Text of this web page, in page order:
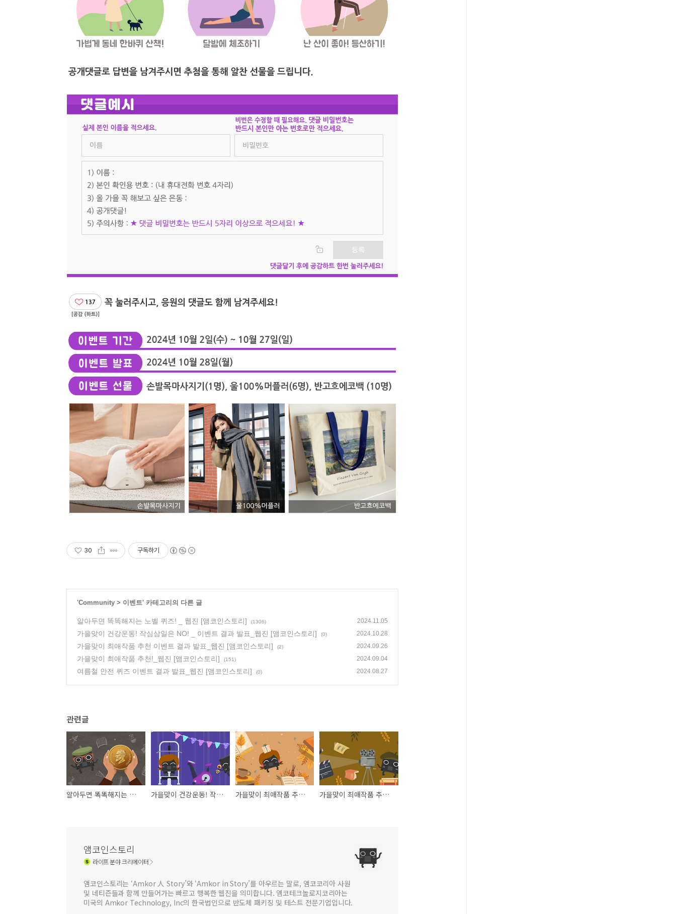
30 구독하기
'Community > 이벤트' 카테고리의 다른 글
알아두면 똑똑해지는 노벨 퀴즈! _ 웹진 [앰코인스토리] (1306) 2024.11.05
가을맞이 건강운동! 작심삼일은 NO! _ 이벤트 결과 발표_웹진 [앰코인스토리] (0) 2024.10.28
가을맞이 최애작품 추천 이벤트 결과 발표_웹진 [앰코인스토리] (2) 2024.09.26
가을맞이 최애작품 추천!_웹진 [앰코인스토리] (151) 2024.09.04
여름철 안전 퀴즈 이벤트 결과 발표_웹진 [앰코인스토리] (0) 2024.08.27
관련글
알아두면 똑똑해지는 노벨 퀴즈! _ 웹진 [앰코인스토리] 가을맞이 건강운동! 작심삼일은 NO! _ 이벤트 결과 발표_웹진 [앰코인스토리] 가을맞이 최애작품 추천 이벤트 결과 발표_웹진 [앰코인스토리] 가을맞이 최애작품 추천!_웹진 [앰코인스토리]
앰코인스토리
라이프분야 크리에이터
앰코인스토리는 ‘Amkor 人 Story’와 ‘Amkor in Story’를 아우르는 말로, 앰코코리아 사원
및 네티즌들과 함께 만들어가는 빠르고 행복한 웹진을 의미합니다. 앰코테크놀로지코리아는
미국의 Amkor Technology, Inc의 한국법인으로 반도체 패키징 및 테스트 전문기업입니다.